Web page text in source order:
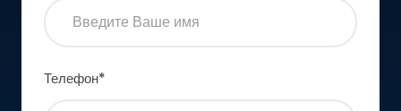
Телефон*